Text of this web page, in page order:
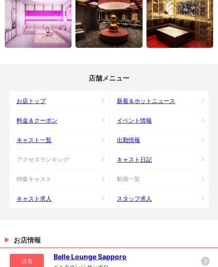
店舗メニュー
お店トップ 新着＆ホットニュース
料金＆クーポン イベント情報
キャスト一覧 出勤情報
アクセスランキング キャスト日記
特集キャスト 動画一覧
キャスト求人 スタッフ求人
お店情報
店名
Belle Lounge Sapporo